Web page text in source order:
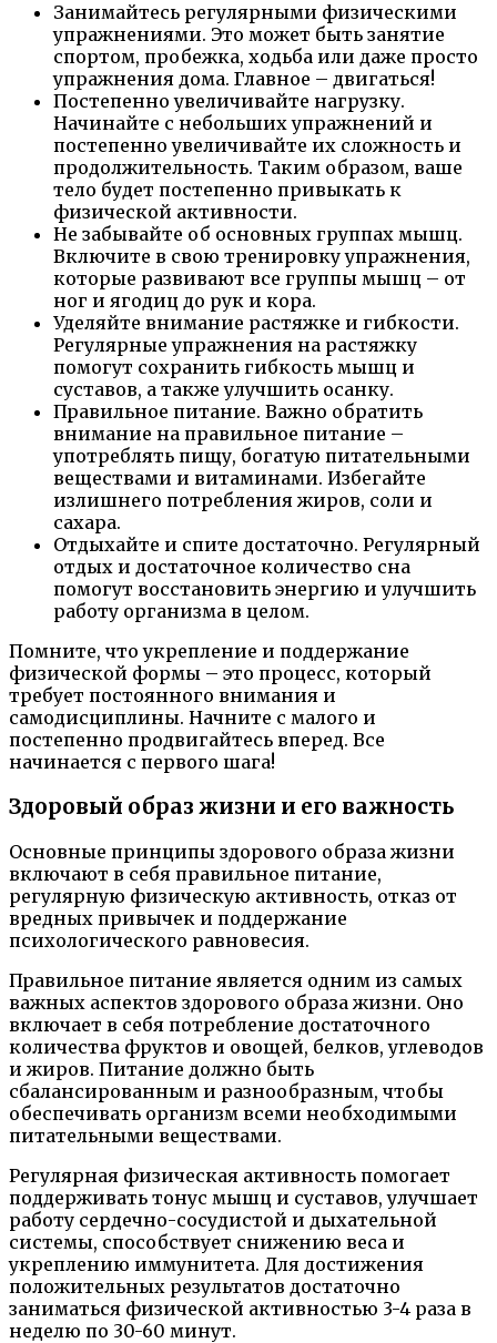
Занимайтесь регулярными физическими
упражнениями. Это может быть занятие
спортом, пробежка, ходьба или даже просто
упражнения дома. Главное – двигаться!
Постепенно увеличивайте нагрузку.
Начинайте с небольших упражнений и
постепенно увеличивайте их сложность и
продолжительность. Таким образом, ваше
тело будет постепенно привыкать к
физической активности.
Не забывайте об основных группах мышц.
Включите в свою тренировку упражнения,
которые развивают все группы мышц – от
ног и ягодиц до рук и кора.
Уделяйте внимание растяжке и гибкости.
Регулярные упражнения на растяжку
помогут сохранить гибкость мышц и
суставов, а также улучшить осанку.
Правильное питание. Важно обратить
внимание на правильное питание –
употреблять пищу, богатую питательными
веществами и витаминами. Избегайте
излишнего потребления жиров, соли и
сахара.
Отдыхайте и спите достаточно. Регулярный
отдых и достаточное количество сна
помогут восстановить энергию и улучшить
работу организма в целом.
Помните, что укрепление и поддержание
физической формы – это процесс, который
требует постоянного внимания и
самодисциплины. Начните с малого и
постепенно продвигайтесь вперед. Все
начинается с первого шага!
Здоровый образ жизни и его важность
Основные принципы здорового образа жизни
включают в себя правильное питание,
регулярную физическую активность, отказ от
вредных привычек и поддержание
психологического равновесия.
Правильное питание является одним из самых
важных аспектов здорового образа жизни. Оно
включает в себя потребление достаточного
количества фруктов и овощей, белков, углеводов
и жиров. Питание должно быть
сбалансированным и разнообразным, чтобы
обеспечивать организм всеми необходимыми
питательными веществами.
Регулярная физическая активность помогает
поддерживать тонус мышц и суставов, улучшает
работу сердечно-сосудистой и дыхательной
системы, способствует снижению веса и
укреплению иммунитета. Для достижения
положительных результатов достаточно
заниматься физической активностью 3-4 раза в
неделю по 30-60 минут.